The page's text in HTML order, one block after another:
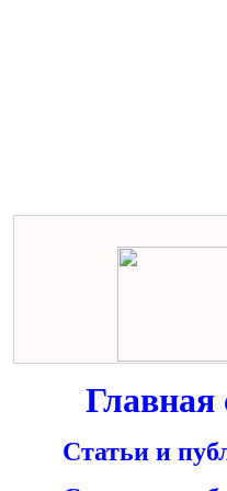
Главная
Статьи и